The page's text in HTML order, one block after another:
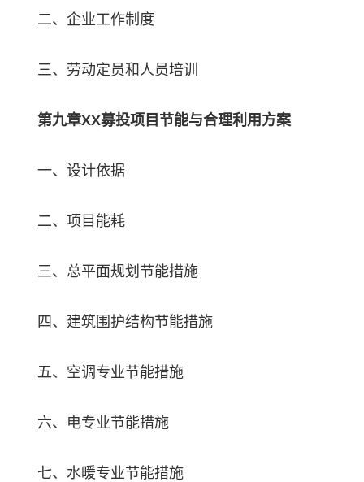
二、企业工作制度
三、劳动定员和人员培训
第九章XX募投项目节能与合理利用方案
一、设计依据
二、项目能耗
三、总平面规划节能措施
四、建筑围护结构节能措施
五、空调专业节能措施
六、电专业节能措施
七、水暖专业节能措施